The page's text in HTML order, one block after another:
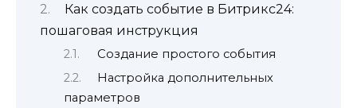
Как создать событие в Битрикс24:
пошаговая инструкция
Создание простого события
Настройка дополнительных
параметров